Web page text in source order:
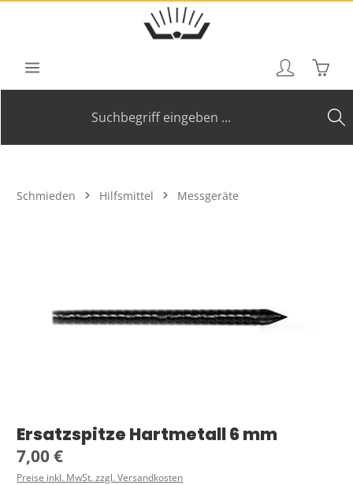
Zum Hauptinhalt springen
Schmieden Hilfsmittel Messgeräte
Ersatzspitze Hartmetall 6 mm
Regulärer Preis:
7,00 €
Preise inkl. MwSt. zzgl. Versandkosten